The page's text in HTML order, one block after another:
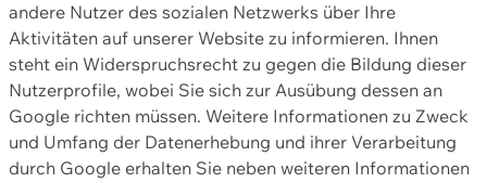
andere Nutzer des sozialen Netzwerks über Ihre
Aktivitäten auf unserer Website zu informieren. Ihnen
steht ein Widerspruchsrecht zu gegen die Bildung dieser
Nutzerprofile, wobei Sie sich zur Ausübung dessen an
Google richten müssen. Weitere Informationen zu Zweck
und Umfang der Datenerhebung und ihrer Verarbeitung
durch Google erhalten Sie neben weiteren Informationen